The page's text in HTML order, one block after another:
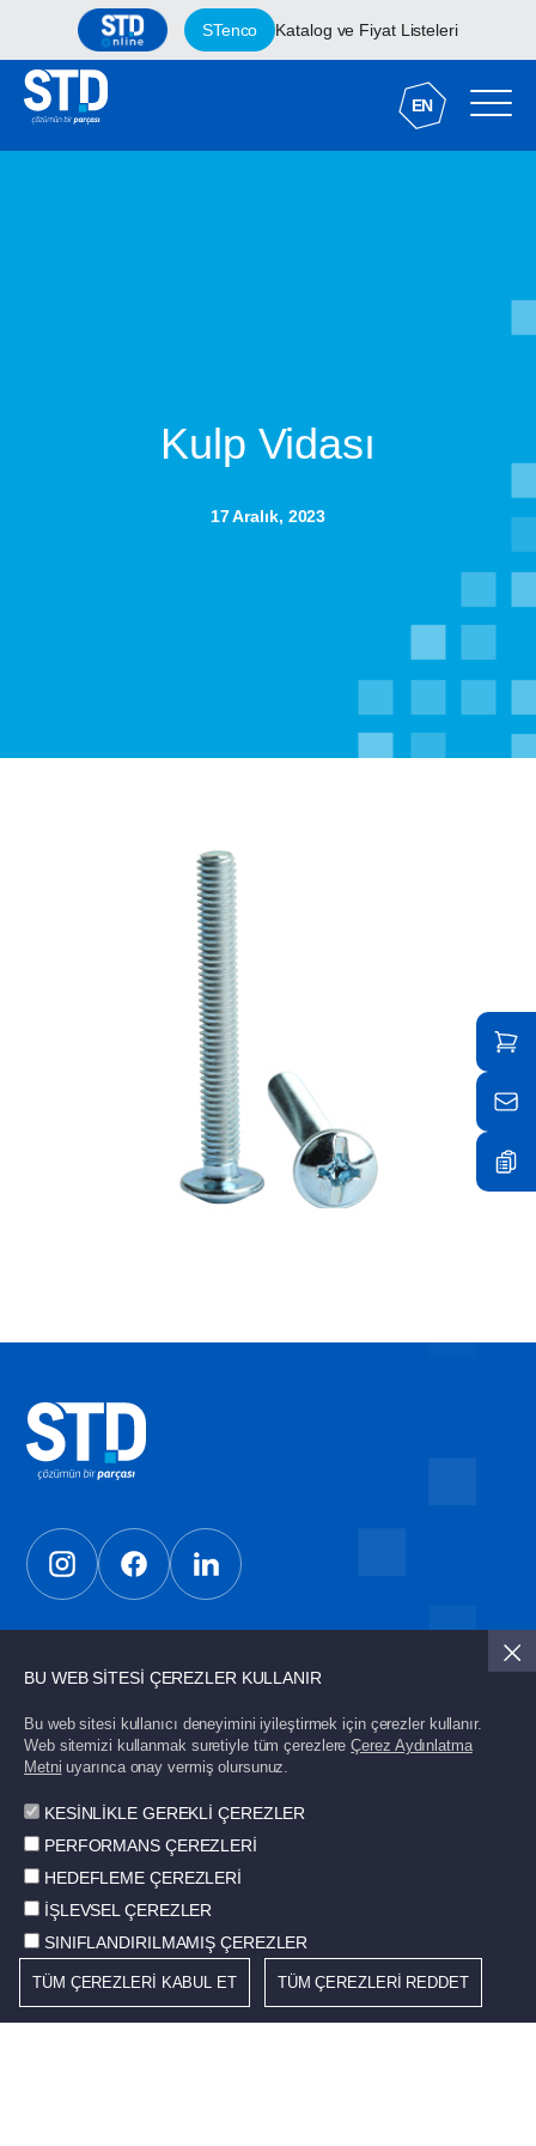
STenco Katalog ve Fiyat Listeleri
EN
Kulp Vidası
17 Aralık, 2023
olun.
© 2026 STD. Tüm hakları saklıdır.
Çerez Politikası
Kullanım Koşulları
BU WEB SİTESİ ÇEREZLER KULLANIR
Bu web sitesi kullanıcı deneyimini iyileştirmek için çerezler kullanır.
Web sitemizi kullanmak suretiyle tüm çerezlereÇerez Aydınlatma
Metni uyarınca onay vermiş olursunuz.
KESİNLİKLE GEREKLİ ÇEREZLER
PERFORMANS ÇEREZLERİ
HEDEFLEME ÇEREZLERİ
İŞLEVSEL ÇEREZLER
SINIFLANDIRILMAMIŞ ÇEREZLER
TÜM ÇEREZLERİ KABUL ET TÜM ÇEREZLERİ REDDET